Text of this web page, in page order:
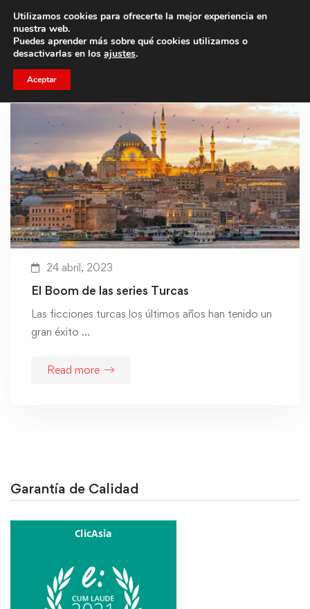
Trae a un amigo y llevaos un total de 75€ de descuento.
24 abril, 2023
El Boom de las series Turcas
Las ficciones turcas los últimos años han tenido un
gran éxito …
Read more
Garantía de Calidad
Utilizamos cookies para ofrecerte la mejor experiencia en
nuestra web.
Puedes aprender más sobre qué cookies utilizamos o
desactivarlas en los ajustes.
Aceptar